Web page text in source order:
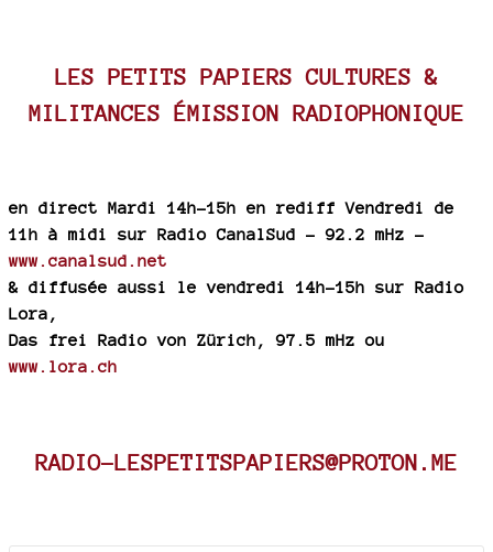
LES PETITS PAPIERS CULTURES &
MILITANCES ÉMISSION RADIOPHONIQUE
en direct Mardi 14h-15h en rediff Vendredi de
11h à midi sur Radio CanalSud - 92.2 mHz -
www.canalsud.net
& diffusée aussi le vendredi 14h-15h sur Radio
Lora,
Das frei Radio von Zürich, 97.5 mHz ou
www.lora.ch
RADIO-LESPETITSPAPIERS@PROTON.ME